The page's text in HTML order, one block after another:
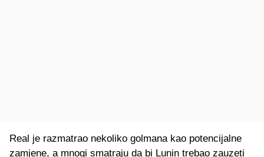
Real je razmatrao nekoliko golmana kao potencijalne
zamjene, a mnogi smatraju da bi Lunin trebao zauzeti